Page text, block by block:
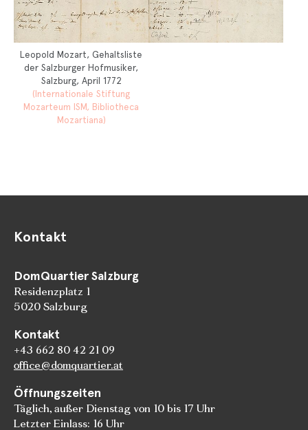
Leopold Mozart, Gehaltsliste
der Salzburger Hofmusiker,
Salzburg, April 1772
(Internationale Stiftung
Mozarteum ISM, Bibliotheca
Mozartiana)
Kontakt
DomQuartier Salzburg
Residenzplatz 1
5020 Salzburg
Kontakt
+43 662 80 42 21 09
office@domquartier.at
Öffnungszeiten
Täglich, außer Dienstag von 10 bis 17 Uhr
Letzter Einlass: 16 Uhr